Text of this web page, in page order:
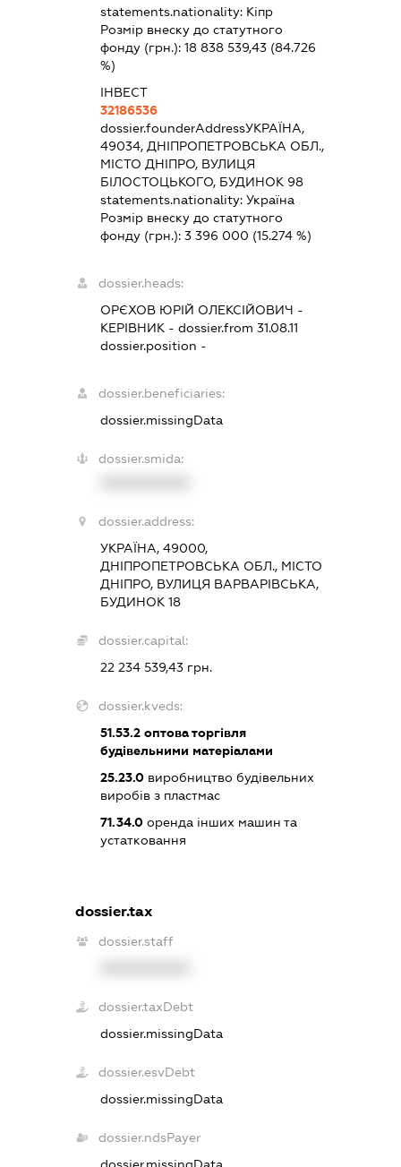
statements.nationality: Кіпр
Розмір внеску до статутного
фонду (грн.): 18 838 539,43(84.726
%)
ІНВЕСТ
32186536
dossier.founderAddressУКРАЇНА,
49034, ДНІПРОПЕТРОВСЬКА ОБЛ.,
МІСТО ДНІПРО, ВУЛИЦЯ
БІЛОСТОЦЬКОГО, БУДИНОК 98
statements.nationality: Україна
Розмір внеску до статутного
фонду (грн.): 3 396 000 (15.274 %)
dossier.heads:
ОРЄХОВ ЮРІЙ ОЛЕКСІЙОВИЧ -
КЕРІВНИК - dossier.from 31.08.11
dossier.position -
dossier.beneficiaries:
dossier.missingData
dossier.smida:
dossier.address:
УКРАЇНА, 49000,
ДНІПРОПЕТРОВСЬКА ОБЛ., МІСТО
ДНІПРО, ВУЛИЦЯ ВАРВАРІВСЬКА,
БУДИНОК 18
dossier.capital:
22 234 539,43 грн.
dossier.kveds:
51.53.2оптова торгівля
будівельними матеріалами
25.23.0виробництво будівельних
виробів з пластмас
71.34.0оренда інших машин та
устатковання
dossier.tax
dossier.staff
dossier.taxDebt
dossier.missingData
dossier.esvDebt
dossier.missingData
dossier.ndsPayer